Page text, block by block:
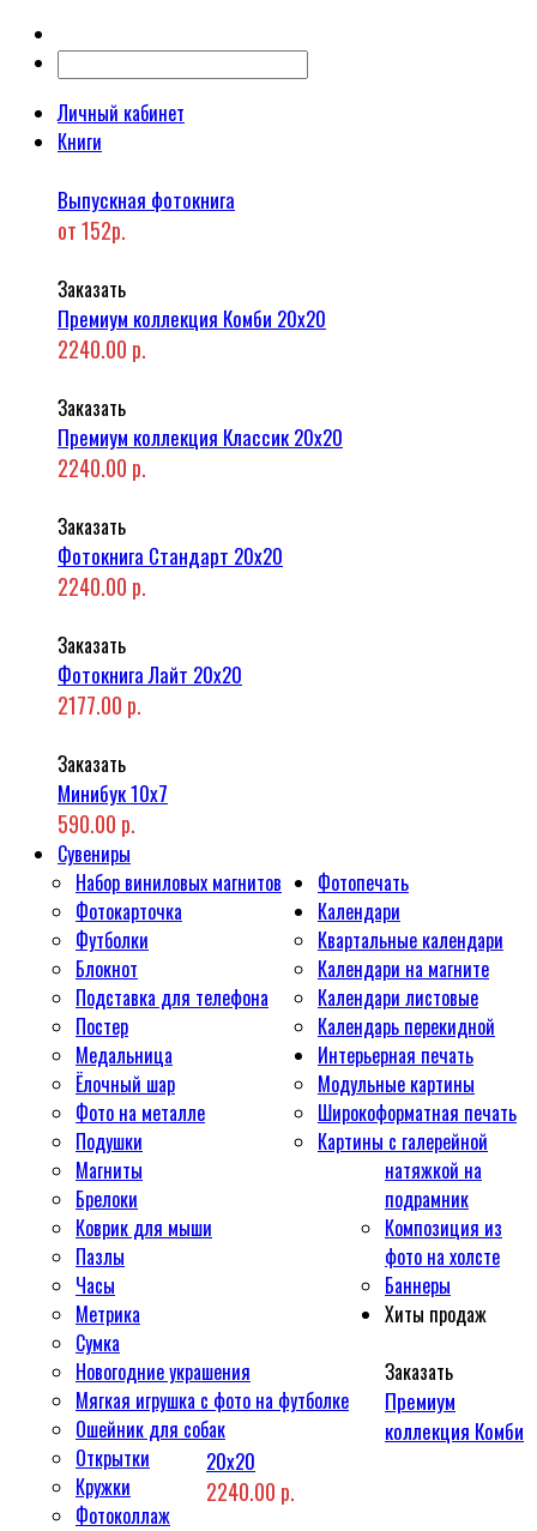
Личный кабинет
Книги
Выпускная фотокнига
от 152р.
Заказать
Премиум коллекция Комби 20x20
2240.00 р.
Заказать
Премиум коллекция Классик 20x20
2240.00 р.
Заказать
Фотокнига Стандарт 20x20
2240.00 р.
Заказать
Фотокнига Лайт 20x20
2177.00 р.
Заказать
Минибук 10х7
590.00 р.
Сувениры
Набор виниловых магнитов
Фотокарточка
Футболки
Блокнот
Подставка для телефона
Постер
Медальница
Ёлочный шар
Фото на металле
Подушки
Магниты
Брелоки
Коврик для мыши
Пазлы
Часы
Метрика
Сумка
Новогодние украшения
Мягкая игрушка с фото на футболке
Ошейник для собак
Открытки
Кружки
Фотоколлаж
Фотопечать
Календари
Квартальные календари
Календари на магните
Календари листовые
Календарь перекидной
Интерьерная печать
Модульные картины
Широкоформатная печать
Картины с галерейной
натяжкой на
подрамник
Композиция из
фото на холсте
Баннеры
Хиты продаж
Заказать
Премиум
коллекция Комби
20x20
2240.00 р.